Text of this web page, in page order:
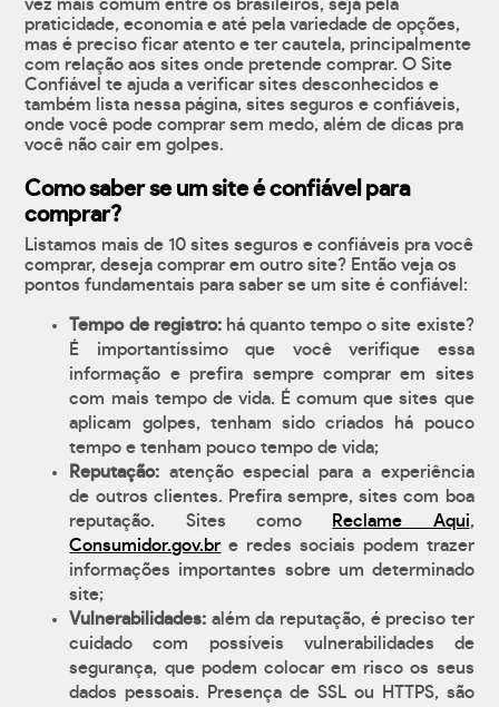
vez mais comum entre os brasileiros, seja pela
praticidade, economia e até pela variedade de opções,
mas é preciso ficar atento e ter cautela, principalmente
com relação aos sites onde pretende comprar. O Site
Confiável te ajuda a verificar sites desconhecidos e
também lista nessa página, sites seguros e confiáveis,
onde você pode comprar sem medo, além de dicas pra
você não cair em golpes.
Como saber se um site é confiável para
comprar?
Listamos mais de 10 sites seguros e confiáveis pra você
comprar, deseja comprar em outro site? Então veja os
pontos fundamentais para saber se um site é confiável:
Tempo de registro:há quanto tempo o site existe?
É importantíssimo que você verifique essa
informação e prefira sempre comprar em sites
com mais tempo de vida. É comum que sites que
aplicam golpes, tenham sido criados há pouco
tempo e tenham pouco tempo de vida;
Reputação: atenção especial para a experiência
de outros clientes. Prefira sempre, sites com boa
reputação. Sites como
Reclame Aqui,
Consumidor.gov.br e redes sociais podem trazer
informações importantes sobre um determinado
site;
Vulnerabilidades: além da reputação, é preciso ter
cuidado com possíveis vulnerabilidades de
segurança, que podem colocar em risco os seus
dados pessoais. Presença de SSL ou HTTPS, são